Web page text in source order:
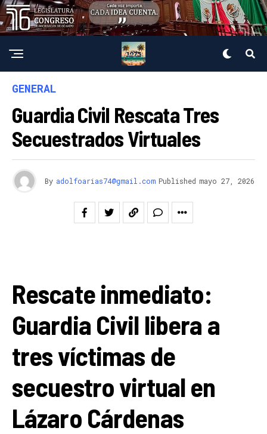
GENERAL
Guardia Civil Rescata Tres
Secuestrados Virtuales
By adolfoarias74@gmail.com Published mayo 27, 2026
Rescate inmediato:
Guardia Civil libera a
tres víctimas de
secuestro virtual en
Lázaro Cárdenas